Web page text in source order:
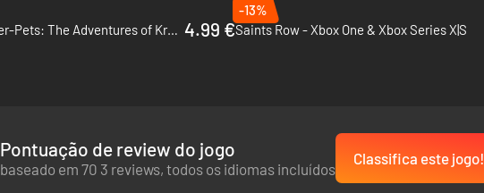
DC League of Super-Pets: The Adventures of Krypto and Ace - Xbox One & Xbox Series X|S 4.99 €
-13%
Saints Row - Xbox One & Xbox Series X|S
Pontuação de review do jogo
baseado em 70 3 reviews, todos os idiomas incluídos
Classifica este jogo!